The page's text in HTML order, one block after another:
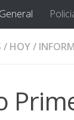
/ HOY/